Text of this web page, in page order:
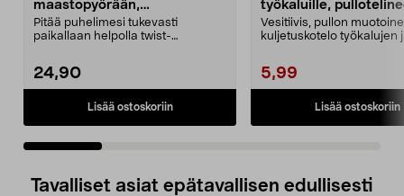
maastopyörään,
sähköpotkulautaan,
yleismalli
Pitää puhelimesi tukevasti
paikallaan helpolla twist-
24,90
Lisää ostoskoriin
työkaluille,
0,6 l
Vesitiivis, pullon
kuljetuskotelo työkalujen
5,99
Lisää ostoskoriin
Tavalliset asiat epätavallisen edullisesti